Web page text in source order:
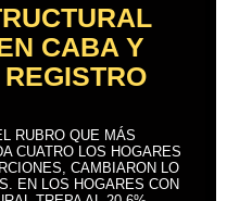
CABA Y
RUBRO QUE MÁS
CUATRO LOS HOGARES
CAMBIARON LO
EN LOS HOGARES CON